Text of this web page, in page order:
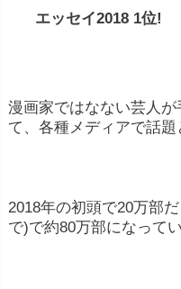
エッセイ2018 1位!
漫画家ではなない芸人
て、各種メディアで話題
2018年の初頭で20万部
で)で約80万部になってい